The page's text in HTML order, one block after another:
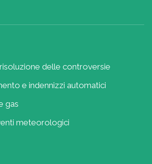
delle controversie
e indennizzi automatici
gas
meteorologici